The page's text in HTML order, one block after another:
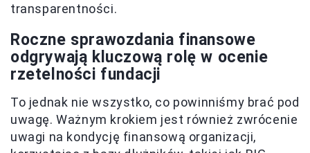
transparentności.
Roczne sprawozdania finansowe
odgrywają kluczową rolę w ocenie
rzetelności fundacji
To jednak nie wszystko, co powinniśmy brać pod
uwagę. Ważnym krokiem jest również zwrócenie
uwagi na kondycję finansową organizacji,